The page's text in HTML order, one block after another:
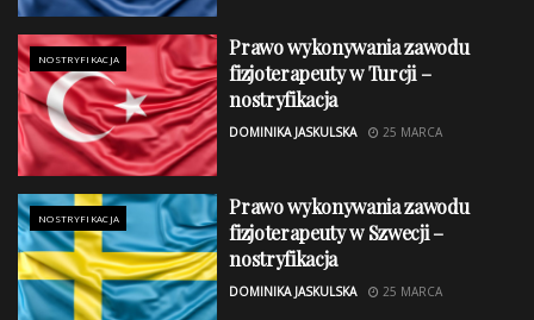
NOSTRYFIKACJA
Prawo wykonywania zawodu
fizjoterapeuty w Turcji –
nostryfikacja
DOMINIKA JASKULSKA 25 MARCA
NOSTRYFIKACJA
Prawo wykonywania zawodu
fizjoterapeuty w Szwecji –
nostryfikacja
DOMINIKA JASKULSKA 25 MARCA